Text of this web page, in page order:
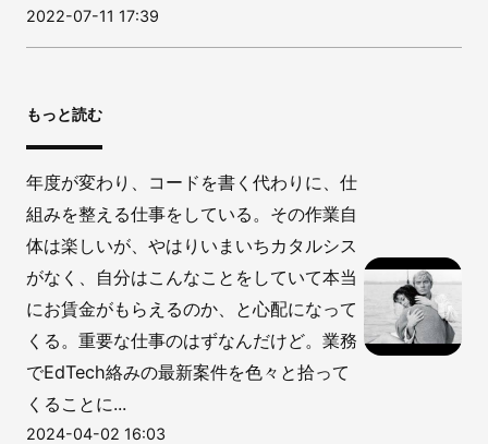
2022-07-11 17:39
もっと読む
年度が変わり、コードを書く代わりに、仕
組みを整える仕事をしている。その作業自
体は楽しいが、やはりいまいちカタルシス
がなく、自分はこんなことをしていて本当
にお賃金がもらえるのか、と心配になって
くる。重要な仕事のはずなんだけど。業務
でEdTech絡みの最新案件を色々と拾って
くることに...
2024-04-02 16:03